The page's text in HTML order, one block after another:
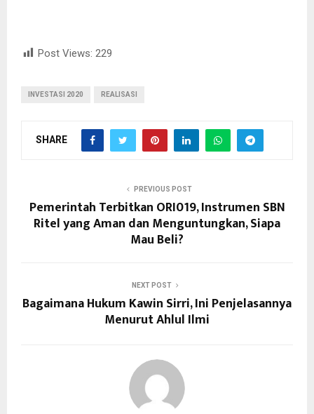
Post Views: 229
INVESTASI 2020 REALISASI
SHARE
PREVIOUS POST
Pemerintah Terbitkan ORI019, Instrumen SBN
Ritel yang Aman dan Menguntungkan, Siapa
Mau Beli?
NEXT POST
Bagaimana Hukum Kawin Sirri, Ini Penjelasannya
Menurut Ahlul Ilmi